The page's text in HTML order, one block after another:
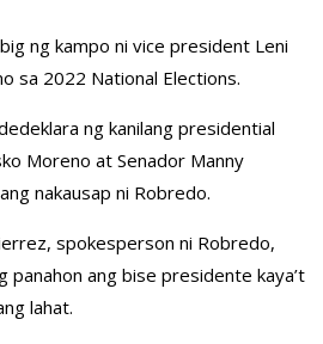
ng kampo ni vice president Leni
sa 2022 National Elections.
ng kanilang presidential
Moreno at Senador Manny
nakausap ni Robredo.
spokesperson ni Robredo,
panahon ang bise presidente kaya’t
lahat.